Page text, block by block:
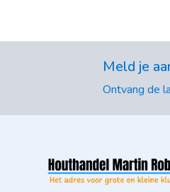
Meld je
Ontvang de